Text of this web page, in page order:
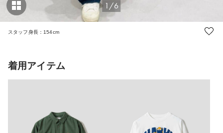
1/6
スタッフ身長：154cm
着用アイテム